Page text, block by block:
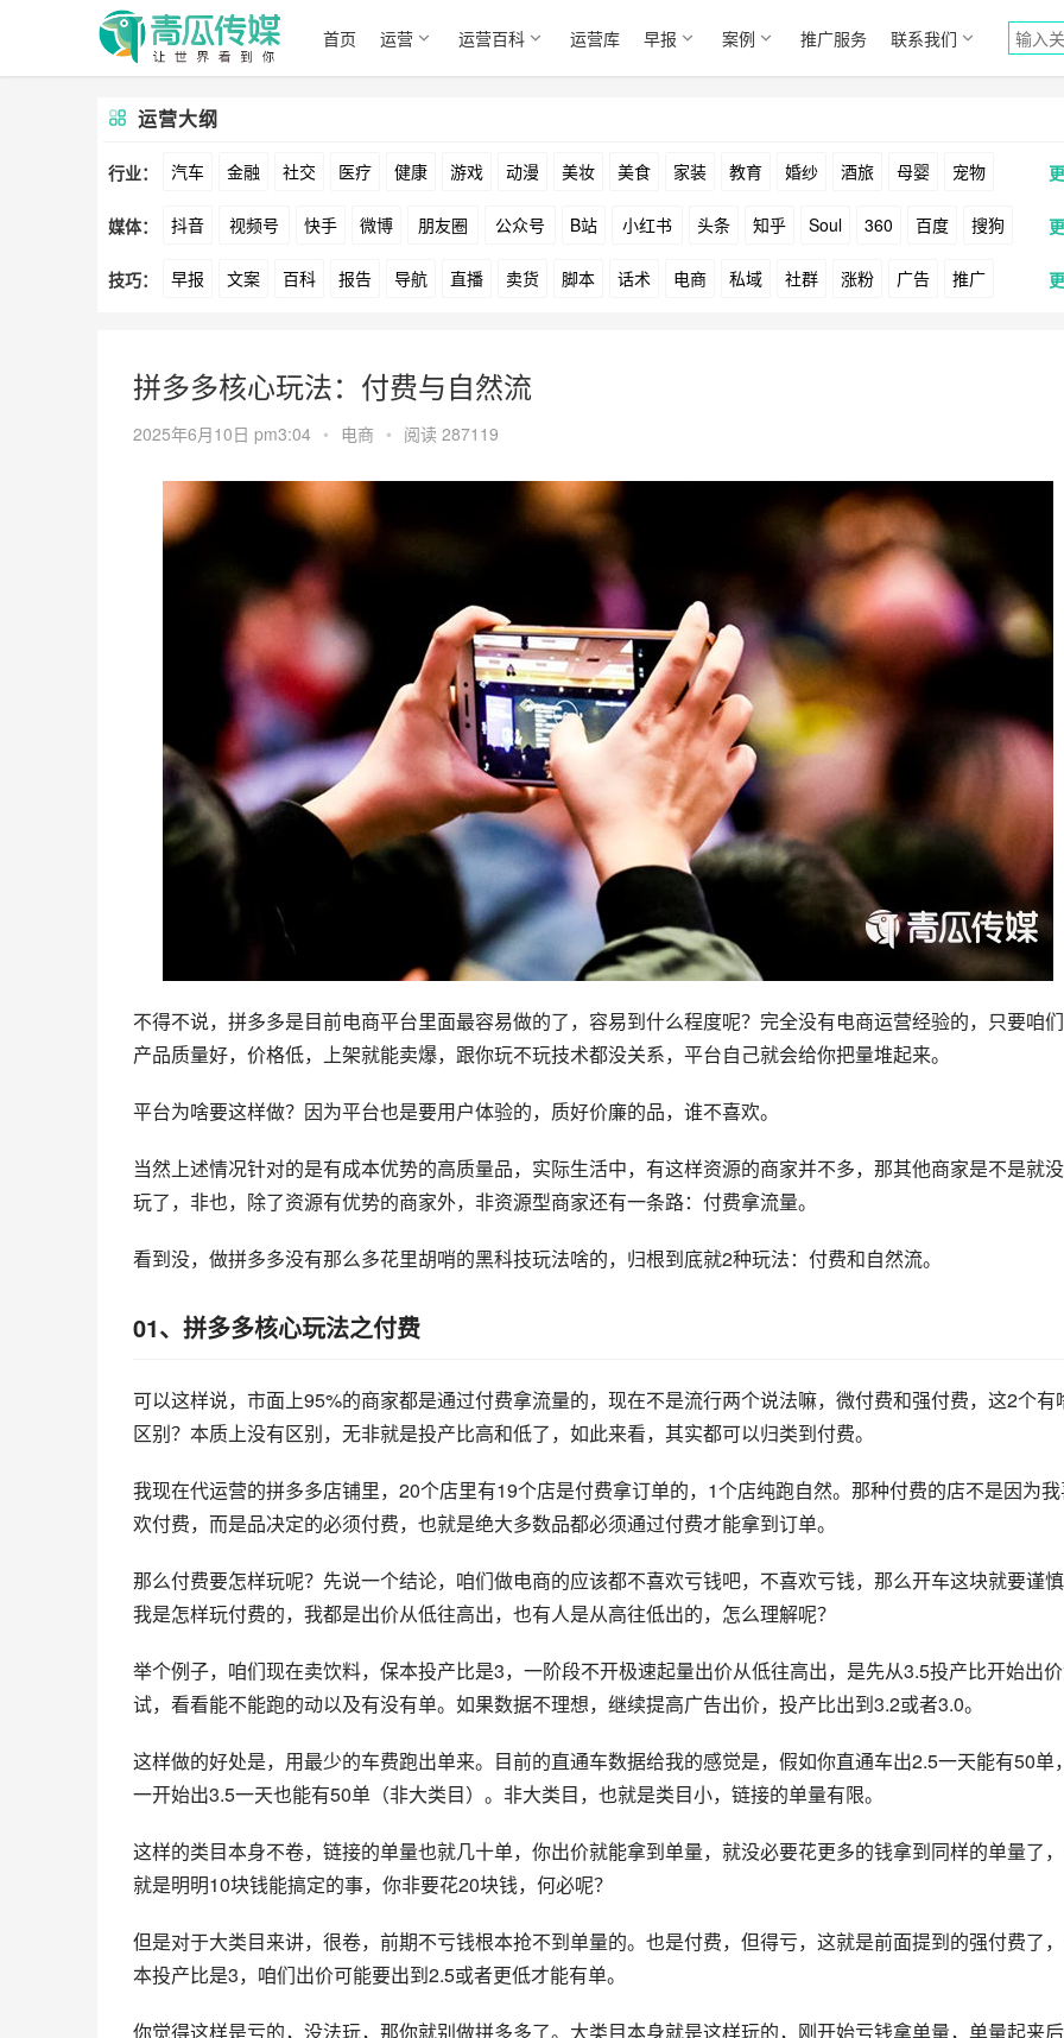
首页 运营 运营百科 运营库 早报 案例 推广服务 联系我们
运营大纲
行业： 汽车 金融 社交 医疗 健康 游戏 动漫 美妆 美食 家装 教育 婚纱 酒旅 母婴 宠物
文娱 跨境 科技 广告 元宇宙 房地产
媒体： 抖音 视频号 快手 微博 朋友圈 公众号 B站 小红书 头条 知乎 Soul 360 百度 搜狗
爱奇艺 美柚 美图 最右 神马 谷歌 Facebook Tiktok YouTube Yahoo Bing
技巧： 早报 文案 百科 报告 导航 直播 卖货 脚本 话术 电商 私域 社群 涨粉 广告 推广
拼多多核心玩法：付费与自然流
2025年6月10日 pm3:04 • 电商 • 阅读 287119
不得不说， 拼多多是目前电商平台里面最容易做的了，容易到什么程度呢？完全没有电商运营经验的，只要咱
产品质量好，价格低，上架就能卖爆，跟你玩不玩技术都没关系，平台自己就会给你把量堆起来。
平台为啥要这样做？因为平台也是要用户体验的，质好价廉的品，谁不喜欢。
当然上述情况针对的是有成本优势的高质量品，实际生活中，有这样资源的商家并不多，那其他商家是不是就
玩了，非也，除了资源有优势的商家外，非资源型商家还有一条路：付费拿流量。
看到没，做拼多多没有那么多花里胡哨的黑科技玩法啥的，归根到底就2种玩法：付费和自然流。
01、拼多多核心玩法之付费
可以这样说，市面上95%的商家都是通过付费拿流量的，现在不是流行两个说法嘛，微付费和强付费，这2个有
区别？本质上没有区别，无非就是投产比高和低了，如此来看，其实都可以归类到付费。
我现在代运营的拼多多店铺里，20个店里有19个店是付费拿订单的，1个店纯跑自然。那种付费的店不是因为
欢付费，而是品决定的必须付费，也就是绝大多数品都必须通过付费才能拿到订单。
那么付费要怎样玩呢？先说一个结论，咱们做电商的应该都不喜欢亏钱吧，不喜欢亏钱，那么开车这块就要谨慎
我是怎样玩付费的，我都是出价从低往高出，也有人是从高往低出的，怎么理解呢？
举个例子，咱们现在卖饮料，保本投产比是3，一阶段不开极速起量出价从低往高出，是先从3.5投产比开始出
试，看看能不能跑的动以及有没有单。如果数据不理想，继续提高广告出价，投产比出到3.2或者3.0。
这样做的好处是，用最少的车费跑出单来。目前的直通车数据给我的感觉是，假如你直通车出2.5一天能有50单，
一开始出3.5一天也能有50单（非大类目）。非大类目，也就是类目小，链接的单量有限。
这样的类目本身不卷，链接的单量也就几十单，你出价就能拿到单量，就没必要花更多的钱拿到同样的单量了
就是明明10块钱能搞定的事，你非要花20块钱，何必呢？
但是对于大类目来讲，很卷，前期不亏钱根本抢不到单量的。也是付费，但得亏，这就是前面提到的强付费了
本投产比是3，咱们出价可能要出到2.5或者更低才能有单。
你觉得这样是亏的，没法玩，那你就别做拼多多了。大类目本身就是这样玩的，刚开始亏钱拿单量，单量起来后